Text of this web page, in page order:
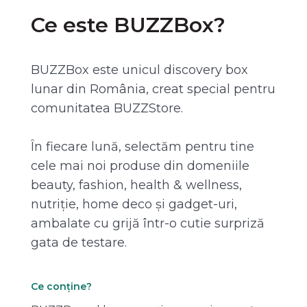
Ce este BUZZBox?
BUZZBox este unicul discovery box
lunar din România, creat special pentru
comunitatea BUZZStore.
În fiecare lună, selectăm pentru tine
cele mai noi produse din domeniile
beauty, fashion, health & wellness,
nutriție, home deco și gadget-uri,
ambalate cu grijă într-o cutie surpriză
gata de testare.
Ce conține?